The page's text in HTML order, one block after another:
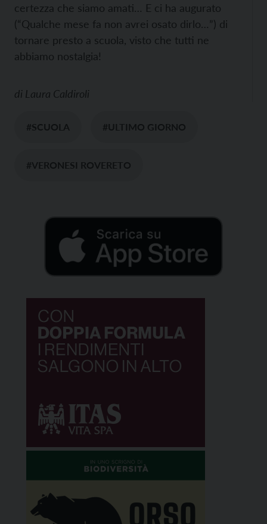
certezza che siamo amati… E ci ha augurato
(“Qualche mese fa non avrei osato dirlo…”) di
tornare presto a scuola, visto che tutti ne
abbiamo nostalgia!
di Laura Caldiroli
#SCUOLA #ULTIMO GIORNO
#VERONESI ROVERETO